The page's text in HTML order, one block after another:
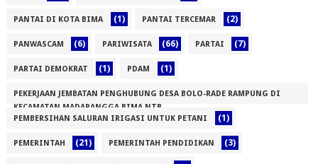
PANTAI DI KOTA BIMA (1) PANTAI TERCEMAR (2)
PANWASCAM (6) PARIWISATA (66) PARTAI (7)
PARTAI DEMOKRAT (1) PDAM (1)
PEKERJAAN JEMBATAN PENGHUBUNG DESA BOLO-RADE RAMPUNG DI
KECAMATAN MADAPANGGA BIMA NTB
(1)PEMBERSIHAN SALURAN IRIGASI UNTUK PETANI (1)
PEMERINTAH (21) PEMERINTAH PENDIDIKAN (3)